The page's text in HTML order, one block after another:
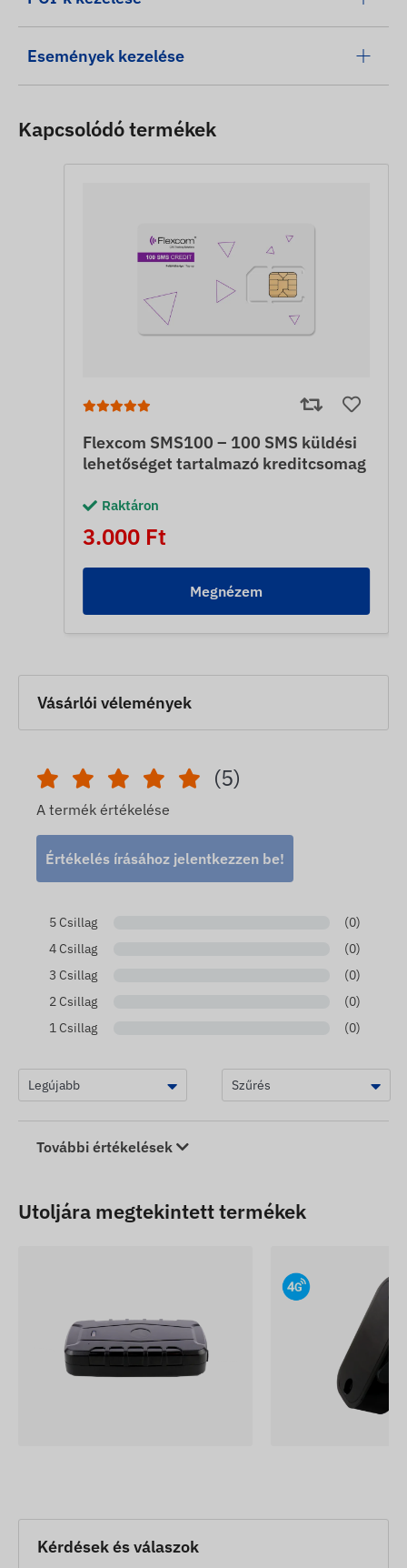
Események kezelése
Kapcsolódó termékek
Flexcom SMS100 – 100 SMS küldési
lehetőséget tartalmazó kreditcsomag
Raktáron
3.000 Ft
Megnézem
Vásárlói vélemények
(5)
A termék értékelése
Értékelés írásához jelentkezzen be!
5 Csillag
(0)
4 Csillag
(0)
3 Csillag
(0)
2 Csillag
(0)
1 Csillag
(0)
További értékelések
Utoljára megtekintett termékek
Kérdések és válaszok